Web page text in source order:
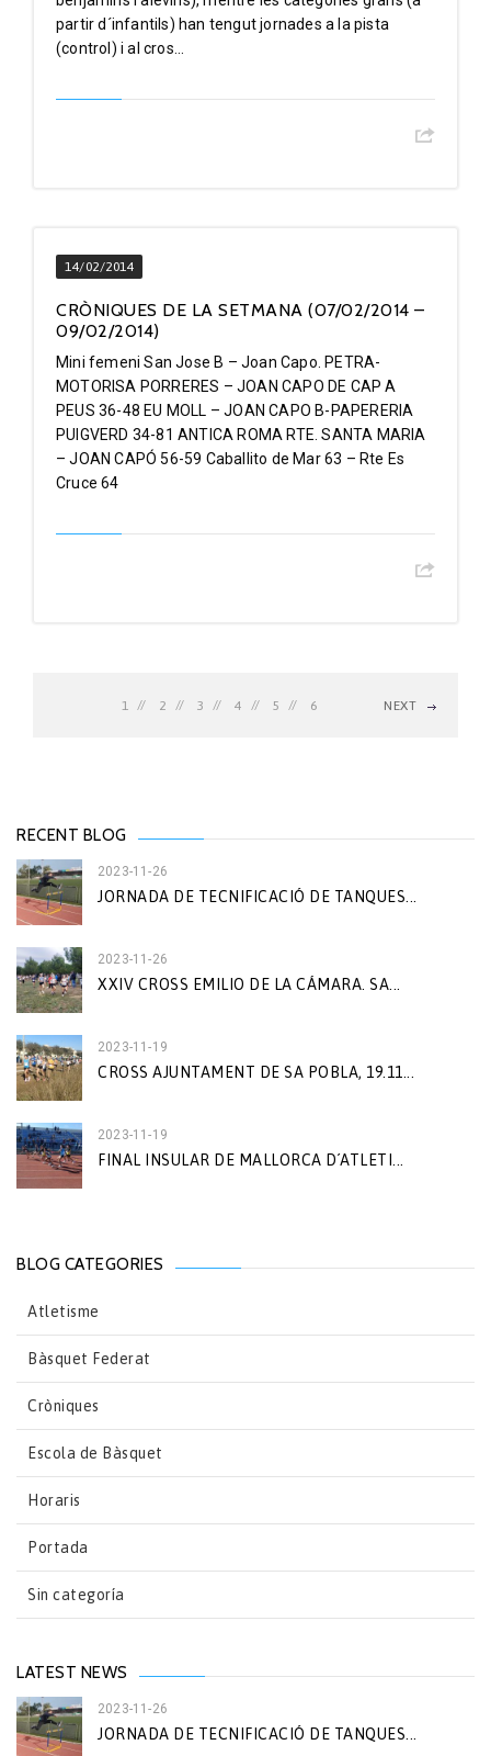
partir d´infantils) han tengut jornades a la pista
(control) i al cros...
14/02/2014
CRÒNIQUES DE LA SETMANA (07/02/2014 –
09/02/2014)
Mini femeni San Jose B – Joan Capo. PETRA-
MOTORISA PORRERES – JOAN CAPO DE CAP A
PEUS 36-48 EU MOLL – JOAN CAPO B-PAPERERIA
PUIGVERD 34-81 ANTICA ROMA RTE. SANTA MARIA
– JOAN CAPÓ 56-59 Caballito de Mar 63 – Rte Es
Cruce 64
1 2 3 4 5 6 NEXT
RECENT BLOG
2023-11-26
JORNADA DE TECNIFICACIÓ DE TANQUES...
2023-11-26
XXIV CROSS EMILIO DE LA CÁMARA. SA...
2023-11-19
CROSS AJUNTAMENT DE SA POBLA, 19.11...
2023-11-19
FINAL INSULAR DE MALLORCA D´ATLETI...
BLOG CATEGORIES
Atletisme
Bàsquet Federat
Cròniques
Escola de Bàsquet
Horaris
Portada
Sin categoría
LATEST NEWS
2023-11-26
JORNADA DE TECNIFICACIÓ DE TANQUES...